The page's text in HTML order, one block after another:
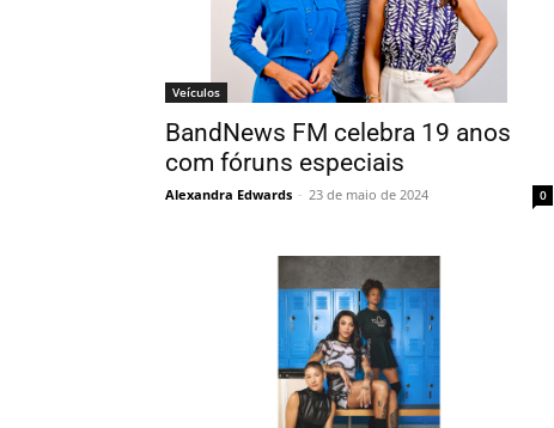
Veículos
BandNews FM celebra 19 anos
com fóruns especiais
Alexandra Edwards - 23 de maio de 2024 0